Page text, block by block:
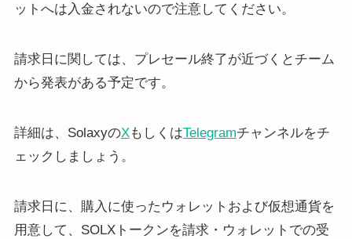
ットへは入金されないので注意してください。
請求日に関しては、プレセール終了が近づくとチーム
から発表がある予定です。
詳細は、SolaxyのXもしくはTelegramチャンネルをチ
ェックしましょう。
請求日に、購入に使ったウォレットおよび仮想通貨を
用意して、SOLXトークンを請求・ウォレットでの受